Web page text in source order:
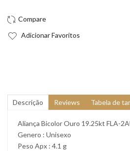
Adicionar Favoritos
Descrição Reviews Tabela de
Aliança Bicolor Ouro 19.25kt FLA-
Genero : Unisexo
Peso Apx : 4.1 g